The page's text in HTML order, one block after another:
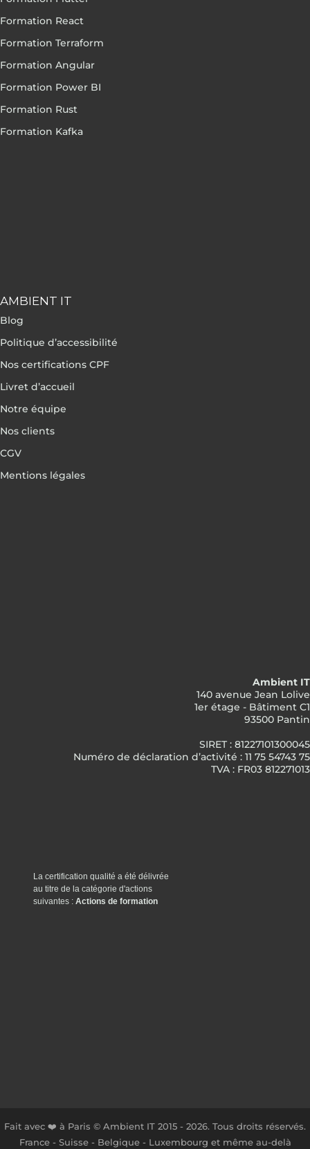
Formation React
Formation Terraform
Formation Angular
Formation Power BI
Formation Rust
Formation Kafka
AMBIENT IT
Blog
Politique d’accessibilité
Nos certifications CPF
Livret d’accueil
Notre équipe
Nos clients
CGV
Mentions légales
Ambient IT
140 avenue Jean Lolive
1er étage - Bâtiment C1
93500 Pantin
SIRET : 81227101300045
Numéro de déclaration d’activité : 11 75 54743 75
TVA : FR03 812271013
La certification qualité a été délivrée
au titre de la catégorie d'actions
suivantes : Actions de formation
Fait avec ❤️ à Paris © Ambient IT 2015 - 2026. Tous droits réservés.
France - Suisse - Belgique - Luxembourg et même au-delà